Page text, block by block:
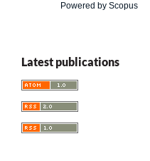
Powered by Scopus
Latest publications